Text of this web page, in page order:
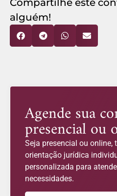
Compartilhe este
alguém!
Agende sua
presencial ou
Seja presencial ou online,
orientação jurídica
personalizada para
necessidades.